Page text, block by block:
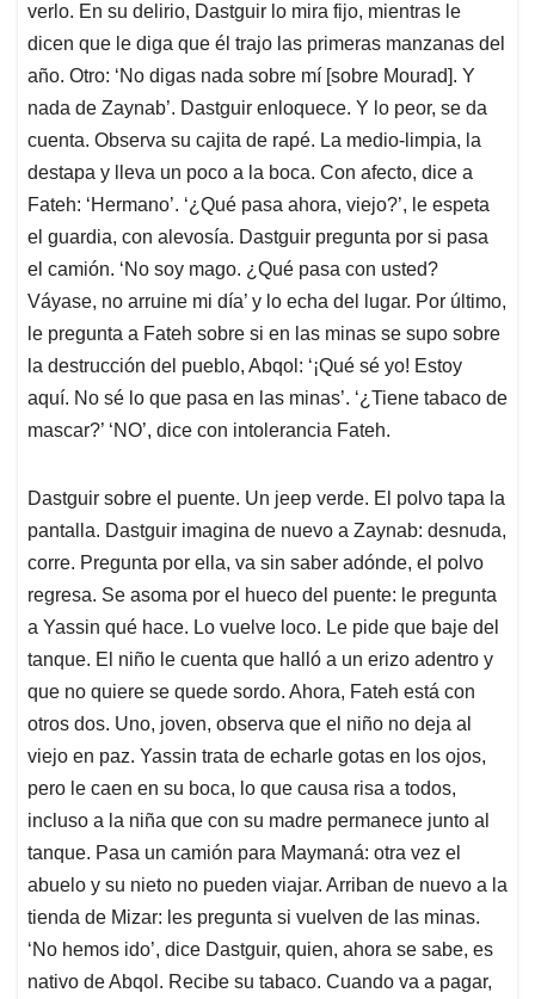
verlo. En su delirio, Dastguir lo mira fijo, mientras le
dicen que le diga que él trajo las primeras manzanas del
año. Otro: ‘No digas nada sobre mí [sobre Mourad]. Y
nada de Zaynab’. Dastguir enloquece. Y lo peor, se da
cuenta. Observa su cajita de rapé. La medio-limpia, la
destapa y lleva un poco a la boca. Con afecto, dice a
Fateh: ‘Hermano’. ‘¿Qué pasa ahora, viejo?’, le espeta
el guardia, con alevosía. Dastguir pregunta por si pasa
el camión. ‘No soy mago. ¿Qué pasa con usted?
Váyase, no arruine mi día’ y lo echa del lugar. Por último,
le pregunta a Fateh sobre si en las minas se supo sobre
la destrucción del pueblo, Abqol: ‘¡Qué sé yo! Estoy
aquí. No sé lo que pasa en las minas’. ‘¿Tiene tabaco de
mascar?’ ‘NO’, dice con intolerancia Fateh.
Dastguir sobre el puente. Un jeep verde. El polvo tapa la
pantalla. Dastguir imagina de nuevo a Zaynab: desnuda,
corre. Pregunta por ella, va sin saber adónde, el polvo
regresa. Se asoma por el hueco del puente: le pregunta
a Yassin qué hace. Lo vuelve loco. Le pide que baje del
tanque. El niño le cuenta que halló a un erizo adentro y
que no quiere se quede sordo. Ahora, Fateh está con
otros dos. Uno, joven, observa que el niño no deja al
viejo en paz. Yassin trata de echarle gotas en los ojos,
pero le caen en su boca, lo que causa risa a todos,
incluso a la niña que con su madre permanece junto al
tanque. Pasa un camión para Maymaná: otra vez el
abuelo y su nieto no pueden viajar. Arriban de nuevo a la
tienda de Mizar: les pregunta si vuelven de las minas.
‘No hemos ido’, dice Dastguir, quien, ahora se sabe, es
nativo de Abqol. Recibe su tabaco. Cuando va a pagar,